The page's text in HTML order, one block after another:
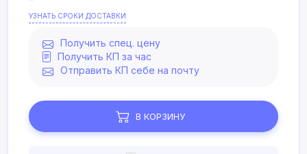
УЗНАТЬ СРОКИ ДОСТАВКИ
Получить спец. цену
Получить КП за час
Отправить КП себе на почту
В КОРЗИНУ